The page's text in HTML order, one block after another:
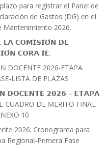
para registrar el Panel de
de Gastos (DG) en el
Mantenimiento 2026.
𝗖𝗢𝗠𝗜𝗦𝗜𝗢́𝗡 𝗗𝗘
𝗖𝗢𝗥𝗔 𝗜𝗘.
DOCENTE 2026-ETAPA
LISTA DE PLAZAS
𝗗𝗢𝗖𝗘𝗡𝗧𝗘 𝟮𝟬𝟮𝟲 – 𝗘𝗧𝗔𝗣𝗔
DE MERITO FINAL
10
2026: Cronograma para
Regional-Primera Fase